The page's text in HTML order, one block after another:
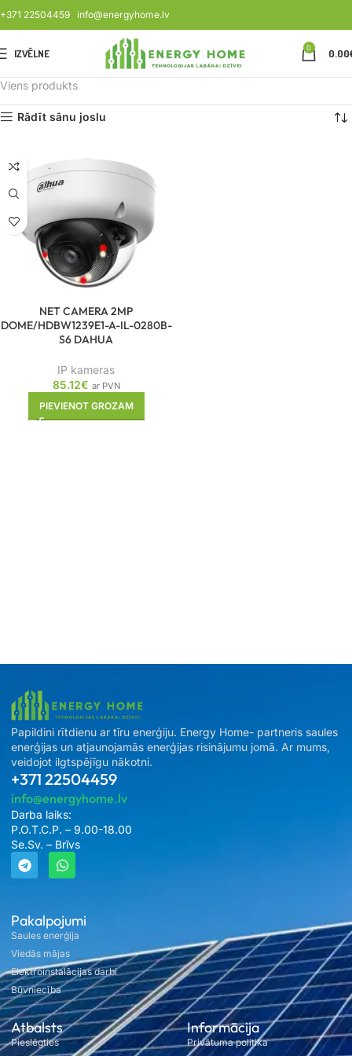
+371 22504459 info@energyhome.lv
IZVĒLNE 0 0.00
Viens produkts
Rādīt sānu joslu
NET CAMERA 2MP
DOME/HDBW1239E1-A-IL-0280B-
S6 DAHUA
IP kameras
85.12€ ar PVN
PIEVIENOT GROZAM
Pakalpojumi
Saules enerģija
Viedās mājas
Elektroinstalācijas darbi
Būvniecība
Atbalsts
Pieslēgties
Informācija
Privātuma politika
Papildini rītdienu ar tīru enerģiju. Energy Home- partneris saules
enerģijas un atjaunojamās enerģijas risinājumu jomā. Ar mums,
veidojot ilgtspējīgu nākotni.
+371 22504459
info@energyhome.lv
Darba laiks:
P.O.T.C.P. – 9.00-18.00
Se.Sv. – Brīvs